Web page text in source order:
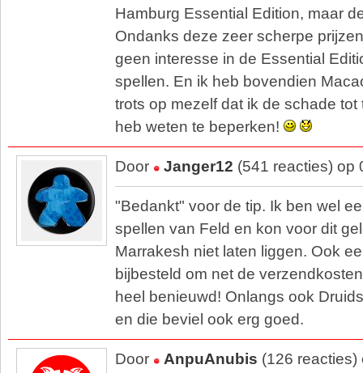
Hamburg Essential Edition, maar
Ondanks deze zeer scherpe
geen interesse in de Essential
spellen. En ik heb bovendien
trots op mezelf dat ik de schade
heb weten te beperken!
Door Janger12 (541 reacties) op
"Bedankt" voor de tip. Ik ben wel
spellen van Feld en kon voor dit
Marrakesh niet laten liggen. Ook
bijbesteld om net de
heel benieuwd! Onlangs ook
en die beviel ook erg goed.
Door AnpuAnubis (126 reacties)